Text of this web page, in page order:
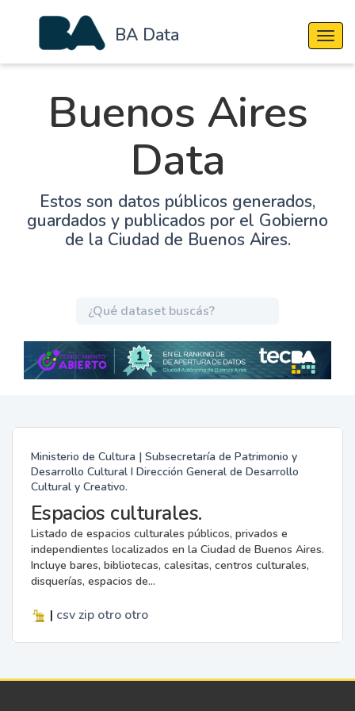
BA Data
Buenos Aires
Data
Estos son datos públicos generados,
guardados y publicados por el Gobierno
de la Ciudad de Buenos Aires.
Ministerio de Cultura | Subsecretaría de Patrimonio y
Desarrollo Cultural I Dirección General de Desarrollo
Cultural y Creativo.
Espacios culturales.
Listado de espacios culturales públicos, privados e
independientes localizados en la Ciudad de Buenos Aires.
Incluye bares, bibliotecas, calesitas, centros culturales,
disquerías, espacios de...
| csv zip otro otro